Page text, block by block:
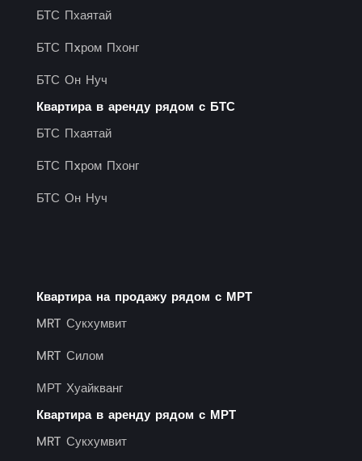
БТС Пхаятай
БТС Пxром Пхонг
БТС Он Нуч
Квартира в аренду рядом с БТС
БТС Пхаятай
БТС Пxром Пхонг
БТС Он Нуч
Квартира на продажу рядом с МРТ
MRT Сукхумвит
MRT Силом
МРТ Хуайкванг
Квартира в аренду рядом с МРТ
MRT Сукхумвит